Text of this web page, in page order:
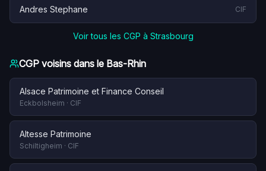
Andres Stephane CIF
Voir tous les CGP à Strasbourg
CGP voisins dans le Bas-Rhin
Alsace Patrimoine et Finance Conseil
Eckbolsheim · CIF
Altesse Patrimoine
Schiltigheim · CIF